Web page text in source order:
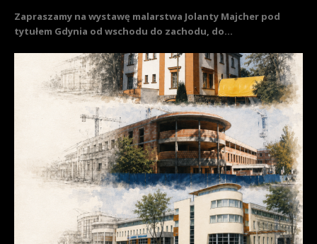
Zapraszamy na wystawę malarstwa Jolanty Majcher pod
tytułem Gdynia od wschodu do zachodu, do...